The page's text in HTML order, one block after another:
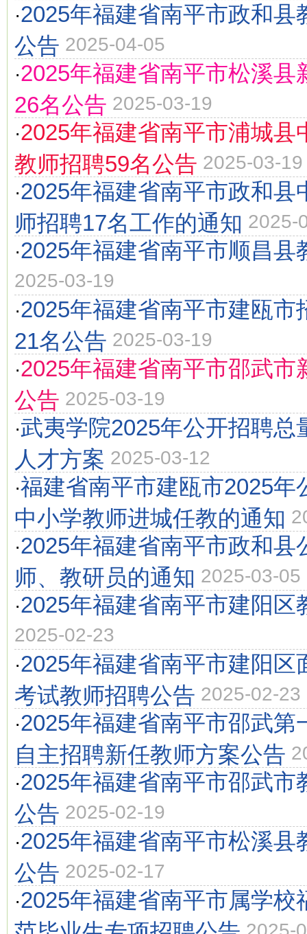
·2025年福建省南平市政和县
公告 2025-04-05
·2025年福建省南平市松溪县
26名公告 2025-03-19
·2025年福建省南平市浦城县
教师招聘59名公告 2025-03-19
·2025年福建省南平市政和县
师招聘17名工作的通知 2025-
·2025年福建省南平市顺昌县
2025-03-19
·2025年福建省南平市建瓯市
21名公告 2025-03-19
·2025年福建省南平市邵武市
公告 2025-03-19
·武夷学院2025年公开招聘总
人才方案 2025-03-12
·福建省南平市建瓯市2025年
中小学教师进城任教的通知
·2025年福建省南平市政和县
师、教研员的通知 2025-03-05
·2025年福建省南平市建阳区
2025-02-23
·2025年福建省南平市建阳区
考试教师招聘公告 2025-02-23
·2025年福建省南平市邵武第
自主招聘新任教师方案公告
·2025年福建省南平市邵武市
公告 2025-02-19
·2025年福建省南平市松溪县
公告 2025-02-17
·2025年福建省南平市属学校